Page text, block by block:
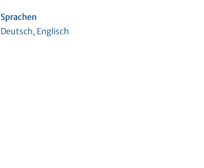
Sprachen
Deutsch, Englisch